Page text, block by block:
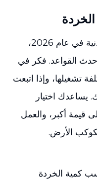
الخردة
عندما تختار معدات للخردة المعدنية في عام 2026،
القواعد. فكر في
تشغيلها، وإذا اتبعت
يساعدك اختيار
قيمة أكبر، والعمل
الأرض.
كمية الخردة